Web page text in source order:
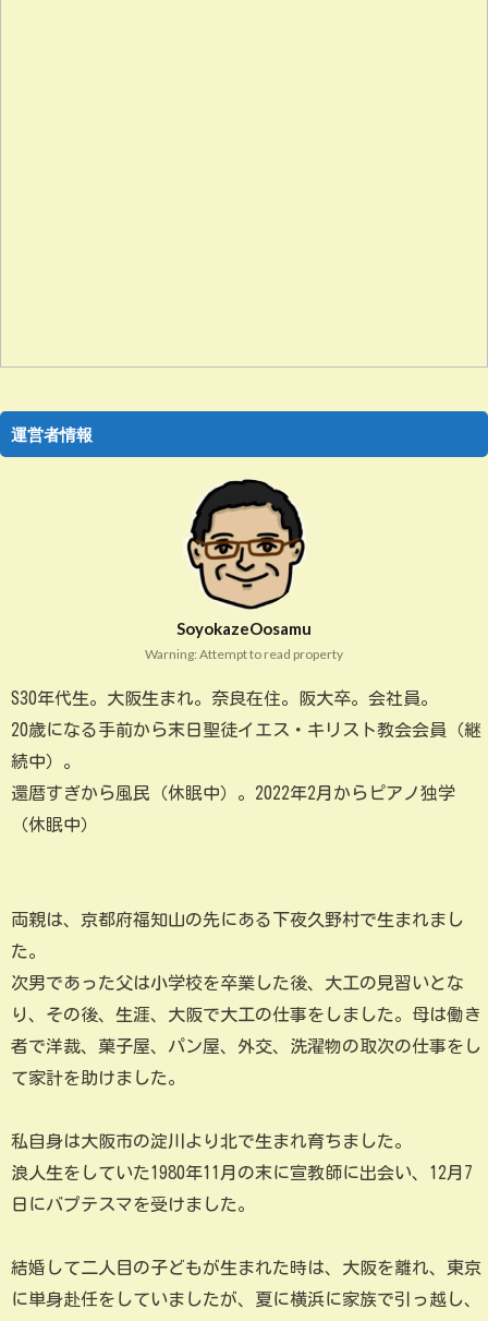
運営者情報
SoyokazeOosamu
Warning: Attempt to read property
S30年代生。大阪生まれ。奈良在住。阪大卒。会社員。
20歳になる手前から末日聖徒イエス・キリスト教会会員（継
続中）。
還暦すぎから風民（休眠中）。2022年2月からピアノ独学
（休眠中）
両親は、京都府福知山の先にある下夜久野村で生まれまし
た。
次男であった父は小学校を卒業した後、大工の見習いとな
り、その後、生涯、大阪で大工の仕事をしました。母は働き
者で洋裁、菓子屋、パン屋、外交、洗濯物の取次の仕事をし
て家計を助けました。
私自身は大阪市の淀川より北で生まれ育ちました。
浪人生をしていた1980年11月の末に宣教師に出会い、12月7
日にバプテスマを受けました。
結婚して二人目の子どもが生まれた時は、大阪を離れ、東京
に単身赴任をしていましたが、夏に横浜に家族で引っ越し、